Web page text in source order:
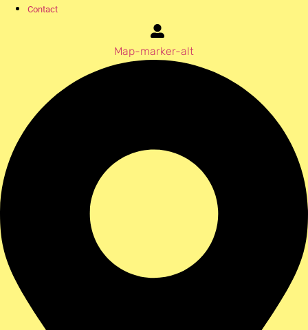
Contact
Map-marker-alt